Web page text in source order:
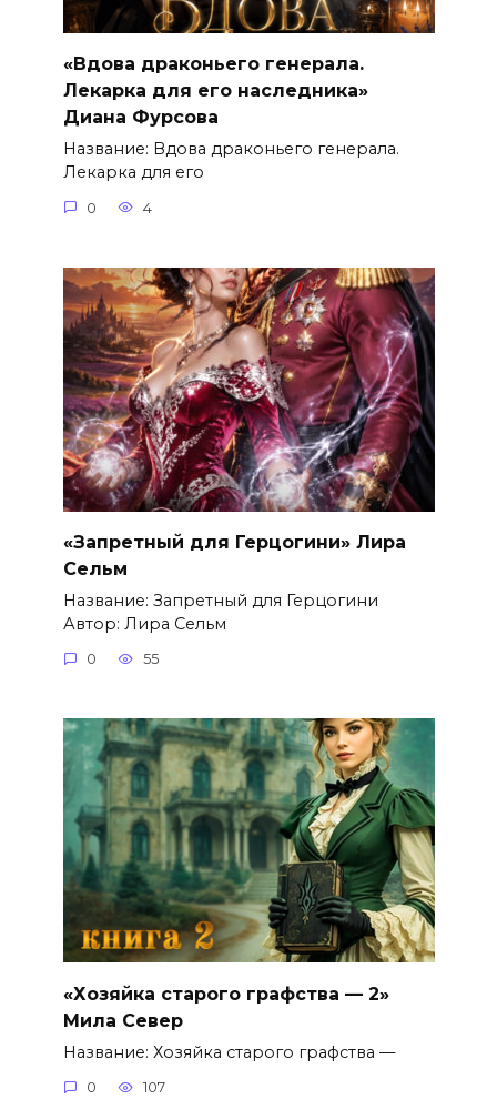
«Вдова драконьего генерала.
Лекарка для его наследника»
Диана Фурсова
Название: Вдова драконьего генерала.
Лекарка для его
0 4
«Запретный для Герцогини» Лира
Сельм
Название: Запретный для Герцогини
Автор: Лира Сельм
0 55
«Хозяйка старого графства — 2»
Мила Север
Название: Хозяйка старого графства —
0 107